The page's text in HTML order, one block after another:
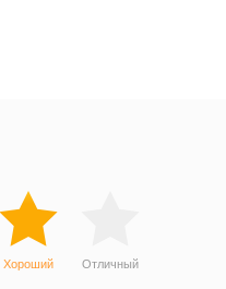
Хороший Отличный